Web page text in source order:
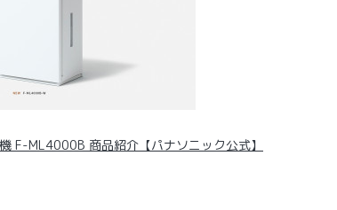
F-ML4000B 商品紹介【パナソニック公式】